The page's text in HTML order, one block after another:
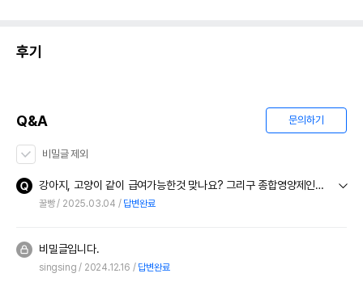
후기
Q&A 문의하기
비밀글 제외
강아지, 고양이 같이 급여가능한것 맞나요? 그리구 종합영양제인데 유산균,피모 등등 다 해당되는걸까요? 아니면 유산균은 다른영양제 먹여야하는건가요?
꿀빵 2025.03.04 답변완료
비밀글입니다.
singsing 2024.12.16 답변완료